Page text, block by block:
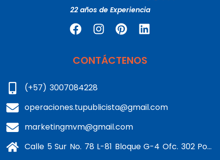
22 años de Experiencia
CONTÁCTENOS
(+57) 3007084228
operaciones.tupublicista@gmail.com
marketingmvm@gmail.com
Calle 5 Sur No. 78 L-81 Bloque G-4 Ofc. 302 Portería 1 Banderas - Kennedy